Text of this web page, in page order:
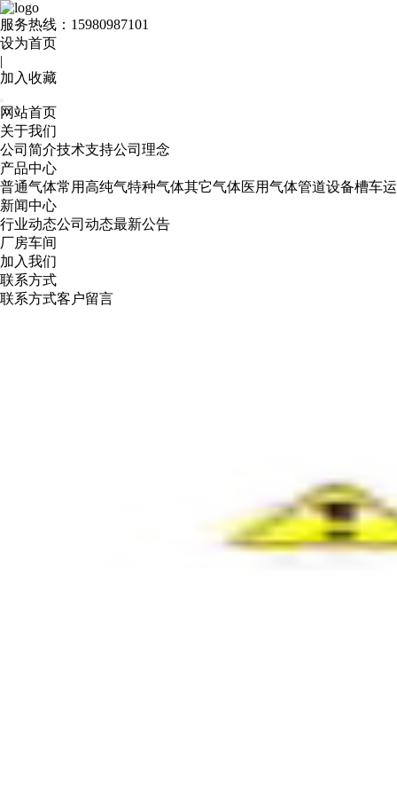
服务热线： 15980987101
设为首页
|
加入收藏
网站首页
关于我们
公司简介技术支持公司理念
产品中心
普通气体常用高纯气特种气体其它气体医用气体管道设备槽车
新闻中心
行业动态公司动态最新公告
厂房车间
加入我们
联系方式
联系方式客户留言